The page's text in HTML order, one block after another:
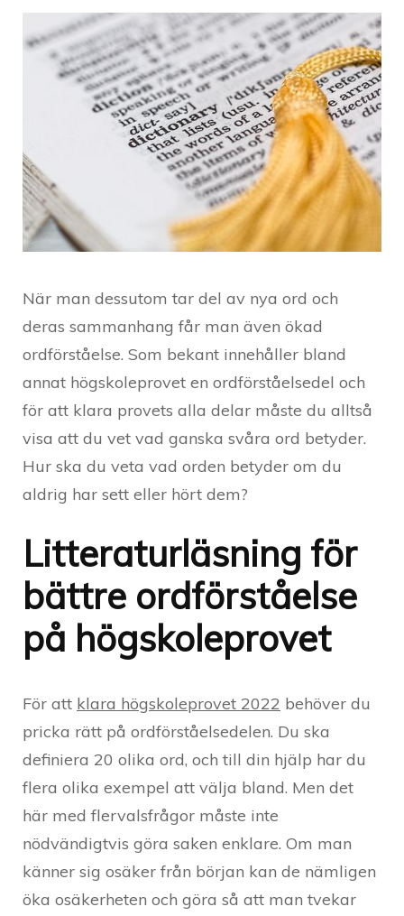
När man dessutom tar del av nya ord och
deras sammanhang får man även ökad
ordförståelse. Som bekant innehåller bland
annat högskoleprovet en ordförståelsedel och
för att klara provets alla delar måste du alltså
visa att du vet vad ganska svåra ord betyder.
Hur ska du veta vad orden betyder om du
aldrig har sett eller hört dem?
Litteraturläsning för
bättre ordförståelse
på högskoleprovet
För att klara högskoleprovet 2022 behöver du
pricka rätt på ordförståelsedelen. Du ska
definiera 20 olika ord, och till din hjälp har du
flera olika exempel att välja bland. Men det
här med flervalsfrågor måste inte
nödvändigtvis göra saken enklare. Om man
känner sig osäker från början kan de nämligen
öka osäkerheten och göra så att man tvekar